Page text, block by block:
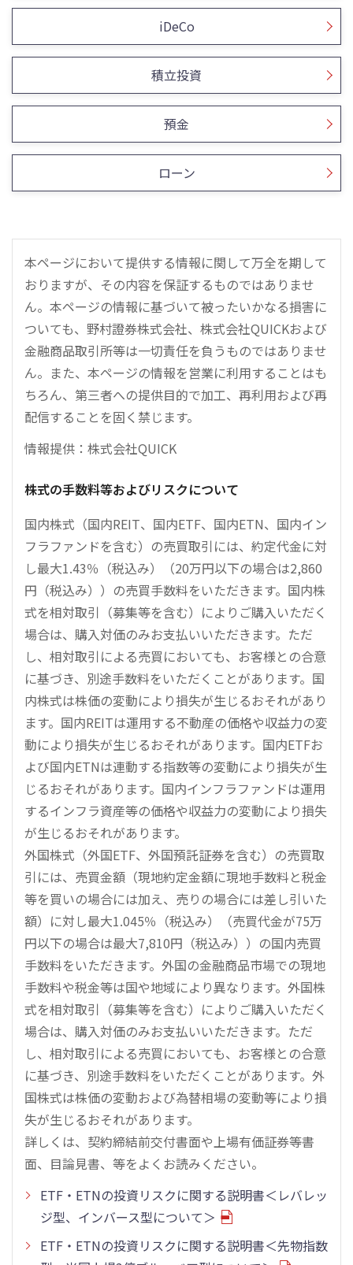
iDeCo
積立投資
預金
ローン
本ページにおいて提供する情報に関して万全を期して
おりますが、その内容を保証するものではありませ
ん。本ページの情報に基づいて被ったいかなる損害に
ついても、野村證券株式会社、株式会社QUICKおよび
金融商品取引所等は一切責任を負うものではありませ
ん。また、本ページの情報を営業に利用することはも
ちろん、第三者への提供目的で加工、再利用および再
配信することを固く禁じます。
情報提供：株式会社QUICK
株式の手数料等およびリスクについて
国内株式（国内REIT、国内ETF、国内ETN、国内イン
フラファンドを含む）の売買取引には、約定代金に対
し最大1.43％（税込み）（20万円以下の場合は2,860
円（税込み））の売買手数料をいただきます。国内株
式を相対取引（募集等を含む）によりご購入いただく
場合は、購入対価のみお支払いいただきます。ただ
し、相対取引による売買においても、お客様との合意
に基づき、別途手数料をいただくことがあります。国
内株式は株価の変動により損失が生じるおそれがあり
ます。国内REITは運用する不動産の価格や収益力の変
動により損失が生じるおそれがあります。国内ETFお
よび国内ETNは連動する指数等の変動により損失が生
じるおそれがあります。国内インフラファンドは運用
するインフラ資産等の価格や収益力の変動により損失
が生じるおそれがあります。
外国株式（外国ETF、外国預託証券を含む）の売買取
引には、売買金額（現地約定金額に現地手数料と税金
等を買いの場合には加え、売りの場合には差し引いた
額）に対し最大1.045％（税込み）（売買代金が75万
円以下の場合は最大7,810円（税込み））の国内売買
手数料をいただきます。外国の金融商品市場での現地
手数料や税金等は国や地域により異なります。外国株
式を相対取引（募集等を含む）によりご購入いただく
場合は、購入対価のみお支払いいただきます。ただ
し、相対取引による売買においても、お客様との合意
に基づき、別途手数料をいただくことがあります。外
国株式は株価の変動および為替相場の変動等により損
失が生じるおそれがあります。
詳しくは、契約締結前交付書面や上場有価証券等書
面、目論見書、等をよくお読みください。
ETF・ETNの投資リスクに関する説明書＜レバレッ
ジ型、インバース型について＞
ETF・ETNの投資リスクに関する説明書＜先物指数